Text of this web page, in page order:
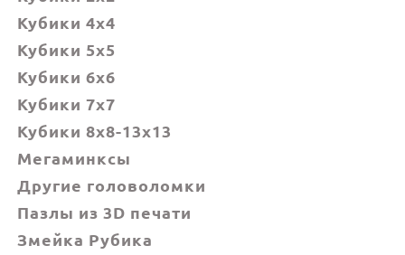
Кубики 4x4
Кубики 5x5
Кубики 6х6
Кубики 7х7
Кубики 8x8-13x13
Мегаминксы
Другие головоломки
Пазлы из 3D печати
Змейка Рубика